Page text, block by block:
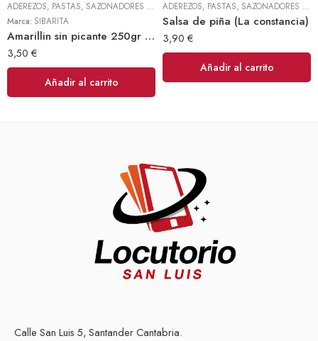
ADEREZOS, PASTAS, SAZONADORES Y CONDIMENTOS ,TODOS
Marca: SIBARITA
Amarillin sin picante 250gr (Sibarita)
3,50 €
Añadir al carrito
ADEREZOS, PASTAS, SAZONADORES Y CONDIMENTOS
Salsa de piña (La constancia)
3,90 €
Añadir al carrito
Calle San Luis 5, Santander Cantabria.